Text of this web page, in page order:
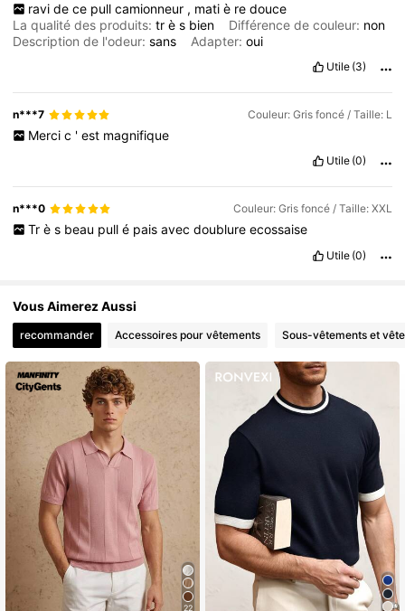
ravi de ce pull camionneur , mati è re douce
La qualité des produits:très bien Différence de couleur: non
Description de l'odeur:sans Adapter:oui
Utile (3)
n***7 Couleur: Gris foncé / Taille: L
Merci c ' est magnifique
Utile (0)
n***0 Couleur: Gris foncé / Taille: XXL
Tr è s beau pull é pais avec doublure ecossaise
Utile (0)
Vous Aimerez Aussi
recommander Accessoires pour vêtements Sous-vêtements et
22